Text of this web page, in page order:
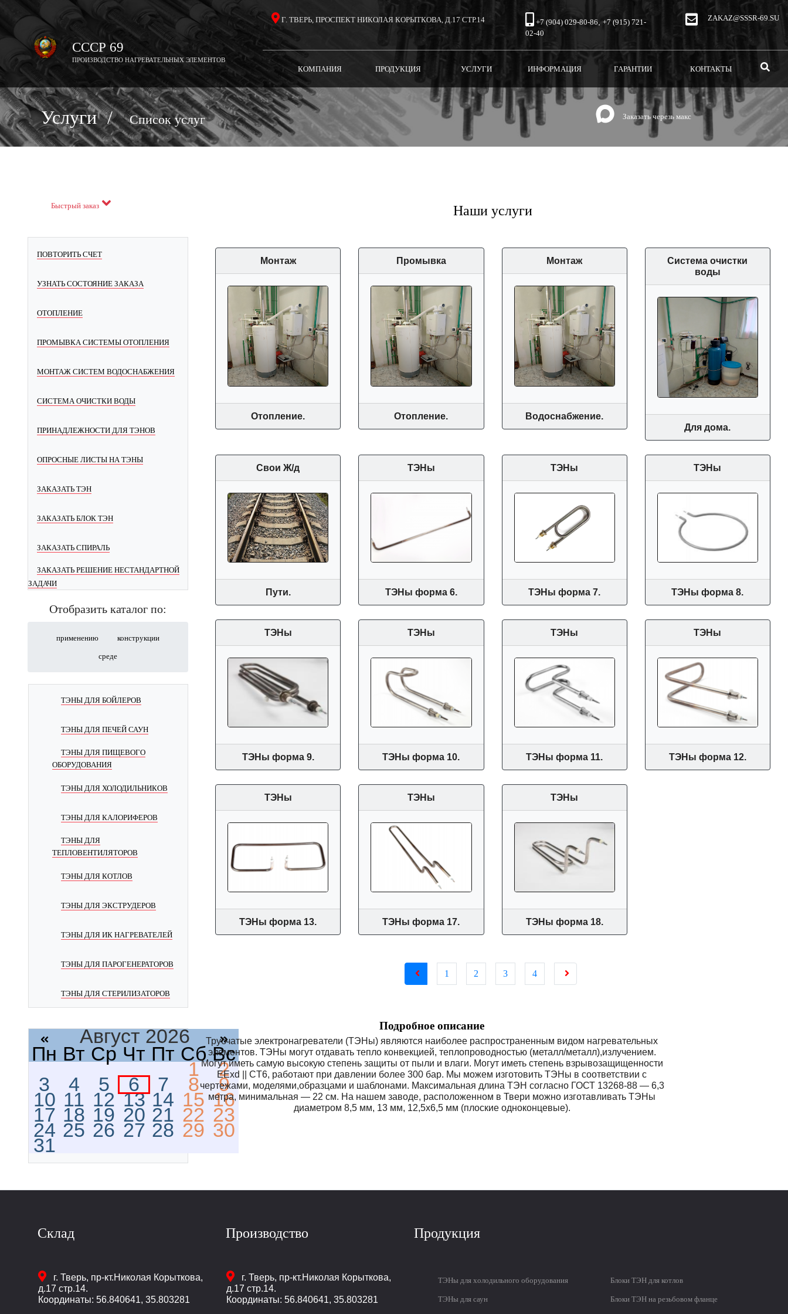
СССР 69
ПРОИЗВОДСТВО НАГРЕВАТЕЛЬНЫХ ЭЛЕМЕНТОВ
Г. ТВЕРЬ, ПРОСПЕКТ НИКОЛАЯ КОРЫТКОВА, Д.17 СТР.14 +7 (904) 029-80-86 ,+7 (915) 721-
02-40
ZAKAZ@SSSR-69.SU
КОМПАНИЯ (CURRENT)ПРОДУКЦИЯ(CURRENT)УСЛУГИ(CURRENT)ИНФОРМАЦИЯ(CURRENT)ГАРАНТИИ(CURRENT)КОНТАКТЫ
Услуги / Список услуг Заказать черезь макс
Быстрый заказ
ПОВТОРИТЬ СЧЕТ
УЗНАТЬ СОСТОЯНИЕ ЗАКАЗА
ОТОПЛЕНИЕ
ПРОМЫВКА СИСТЕМЫ ОТОПЛЕНИЯ
МОНТАЖ СИСТЕМ ВОДОСНАБЖЕНИЯ
СИСТЕМА ОЧИСТКИ ВОДЫ
ПРИНАДЛЕЖНОСТИ ДЛЯ ТЭНОВ
ОПРОСНЫЕ ЛИСТЫ НА ТЭНЫ
ЗАКАЗАТЬ ТЭН
ЗАКАЗАТЬ БЛОК ТЭН
ЗАКАЗАТЬ СПИРАЛЬ
ЗАКАЗАТЬ РЕШЕНИЕ НЕСТАНДАРТНОЙ
ЗАДАЧИ
Отобразить каталог по:
применению конструкции
среде
ТЭНЫ ДЛЯ БОЙЛЕРОВ
ТЭНЫ ДЛЯ ПЕЧЕЙ САУН
ТЭНЫ ДЛЯ ПИЩЕВОГО
ОБОРУДОВАНИЯ
ТЭНЫ ДЛЯ ХОЛОДИЛЬНИКОВ
ТЭНЫ ДЛЯ КАЛОРИФЕРОВ
ТЭНЫ ДЛЯ
ТЕПЛОВЕНТИЛЯТОРОВ
ТЭНЫ ДЛЯ КОТЛОВ
ТЭНЫ ДЛЯ ЭКСТРУДЕРОВ
ТЭНЫ ДЛЯ ИК НАГРЕВАТЕЛЕЙ
ТЭНЫ ДЛЯ ПАРОГЕНЕРАТОРОВ
ТЭНЫ ДЛЯ СТЕРИЛИЗАТОРОВ
Август 2026
Пн Вт Ср Чт Пт Сб Вс
1 2
3 4 5 6 7 8 9
10 11 12 13 14 15 16
17 18 19 20 21 22 23
24 25 26 27 28 29 30
31
Наши услуги
Монтаж
Отопление.
Промывка
Отопление.
Монтаж
Водоснабжение.
Система очистки
воды
Для дома.
Свои Ж/д
Пути.
ТЭНы
ТЭНы форма 6.
ТЭНы
ТЭНы форма 7.
ТЭНы
ТЭНы форма 8.
ТЭНы
ТЭНы форма 9.
ТЭНы
ТЭНы форма 10.
ТЭНы
ТЭНы форма 11.
ТЭНы
ТЭНы форма 12.
ТЭНы
ТЭНы форма 13.
ТЭНы
ТЭНы форма 17.
ТЭНы
ТЭНы форма 18.
1 2 3 4
Подробное описание
Трубчатые электронагреватели (ТЭНы) являются наиболее распространенным видом нагревательных
элементов. ТЭНы могyт отдавать тепло конвекцией, теплопроводностью (металл/металл),излучением.
Могут иметь самую высокую степень защиты от пыли и влаги. Могут иметь степень взрывозащищенности
EExd || CT6, работают при давлении более 300 бар. Мы можем изготовить ТЭНы в соответствии с
чертежами, моделями,образцами и шаблонами. Максимальная длина ТЭН согласно ГОСТ 13268-88 — 6,3
метра, минимальная — 22 см. На нашем заводе, расположенном в Твери можно изготавливать ТЭНы
диаметром 8,5 мм, 13 мм, 12,5х6,5 мм (плоские одноконцевые).
Склад
г. Тверь, пр-кт.Николая Корыткова,
д.17 стр.14.
Координаты: 56.840641, 35.803281
Производство
г. Тверь, пр-кт.Николая Корыткова,
д.17 стр.14.
Координаты: 56.840641, 35.803281
Продукция
ТЭНы для холодильного оборудования
ТЭНы для саун
Блоки ТЭН для котлов
Блоки ТЭН на резьбовом фланце